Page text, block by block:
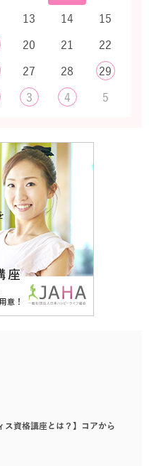
13 14
15
20 21
22
27 28
29
3 4 5
資格講座とは？】コアから